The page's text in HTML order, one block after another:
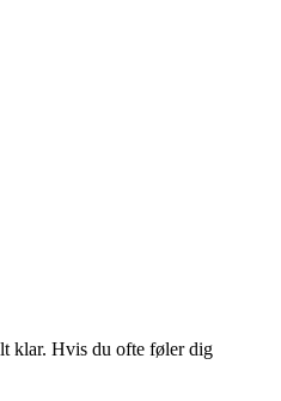
klar. Hvis du ofte føler dig